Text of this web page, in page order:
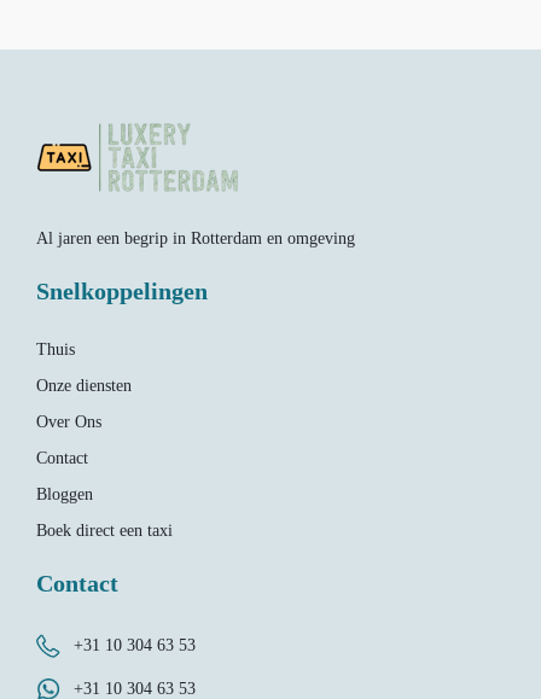
Al jaren een begrip in Rotterdam en omgeving
Snelkoppelingen
Thuis
Onze diensten
Over Ons
Contact
Bloggen
Boek direct een taxi
Contact
+31 10 304 63 53
+31 10 304 63 53